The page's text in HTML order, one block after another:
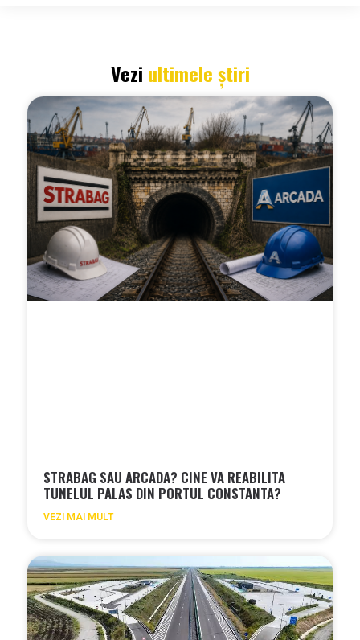
Vezi ultimele știri
STRABAG SAU ARCADA? CINE VA REABILITA
TUNELUL PALAS DIN PORTUL CONSTANTA?
VEZI MAI MULT